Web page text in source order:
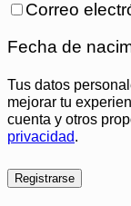
Correo
Fecha de
Tus datos
mejorar tu
cuenta y otros
privacidad
Registrarse